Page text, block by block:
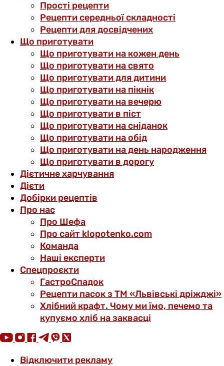
Прості рецепти
Рецепти середньої складності
Рецепти для досвідчених
Що приготувати
Що приготувати на кожен день
Що приготувати на свято
Що приготувати для дитини
Що приготувати на пікнік
Що приготувати на вечерю
Що приготувати в піст
Що приготувати на сніданок
Що приготувати на обід
Що приготувати на день народження
Що приготувати в дорогу
Дієтичне харчування
Дієти
Добірки рецептів
Про нас
Про Шефа
Про сайт klopotenko.com
Команда
Наші експерти
Спецпроєкти
ГастроСпадок
Рецепти пасок з ТМ «Львівські дріжджі»
Хлібний крафт. Чому ми їмо, печемо та
купуємо хліб на заквасці
Відключити рекламу